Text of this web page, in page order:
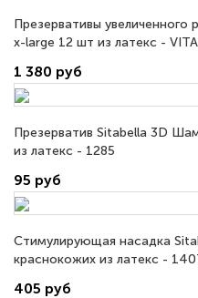
Презервативы увеличенного
x-large 12 шт из латекс -
1 380 руб
Презерватив Sitabella 3D
из латекс - 1285
95 руб
Стимулирующая насадка
краснокожих из латекс -
405 руб